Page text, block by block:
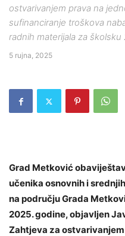
ostvarivanjem prava na
sufinanciranje troškova
radnih materijala za
5 rujna, 2025
Grad Metković
učenika osnovnih i
na području Grada
2025. godine, objavljen
Zahtjeva za